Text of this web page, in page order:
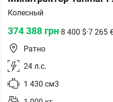
Колесный
374 388 грн·8 400 $·7 265
Ратно
24 л.с.
1 430 см3